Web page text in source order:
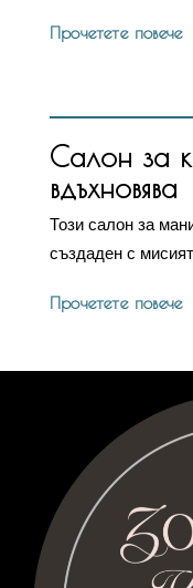
Прочетете повече
Салон за
вдъхновява
Този салон за
създаден с
Прочетете повече